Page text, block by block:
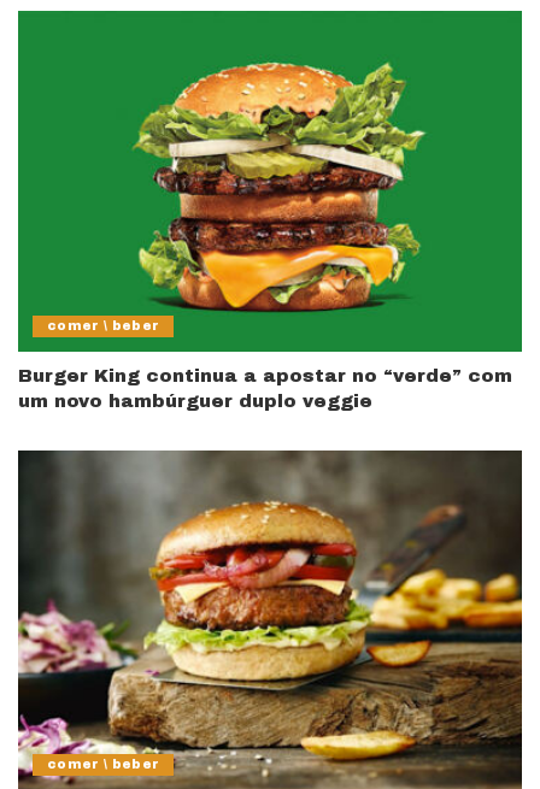
comer \ beber
Burger King continua a apostar no “verde” com
um novo hambúrguer duplo veggie
comer \ beber